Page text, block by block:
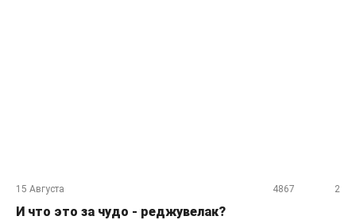
15 Августа 2
4867
И что это за чудо - реджувелак?